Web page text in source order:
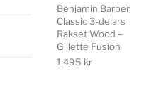
Benjamin Barber
Classic 3-delars
Rakset Wood –
Gillette Fusion
1 495 kr